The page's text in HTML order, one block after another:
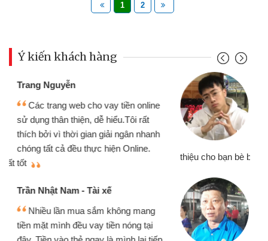
1 2
Ý kiến khách hàng
Mình cần tiền gấp nên định cầm cố
chiếc xe wave nhưng thật may đã có
gói vay tiền bằng CMND online không
cần gặp mặt nên rất tiện lợi, sẽ giới
thiệu cho bạn bè biết
Cấn Văn Lực - Tạp hóa
Tôi kinh doanh buôn bán nhỏ lẻ
nhiều lúc cần vốn nhập hàng, nhờ biết
đến website qua bạn bè giới thiệu tôi